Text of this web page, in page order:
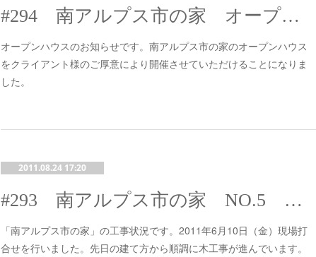
#294 南アルプス市の家 オープンハウスのご案内
オープンハウスのお知らせです。南アルプス市の家のオープンハウス
をクライアント様のご厚意により開催させていただけることになりま
した。
2011.08.24 17:20
#293 南アルプス市の家 NO.5 木工事
「南アルプス市の家」の工事状況です。2011年6月10日（金）現場打
合せを行いました。先日の建て方から順調に木工事が進んでいます。